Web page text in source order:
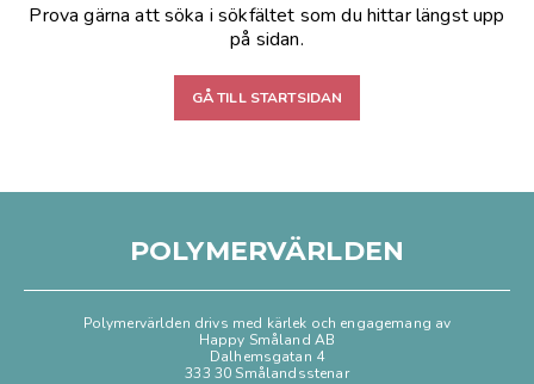
Prova gärna att söka i sökfältet som du hittar längst upp
på sidan.
GÅ TILL STARTSIDAN
POLYMERVÄRLDEN
Polymervärlden drivs med kärlek och engagemang av
Happy Småland AB
Dalhemsgatan 4
333 30 Smålandsstenar